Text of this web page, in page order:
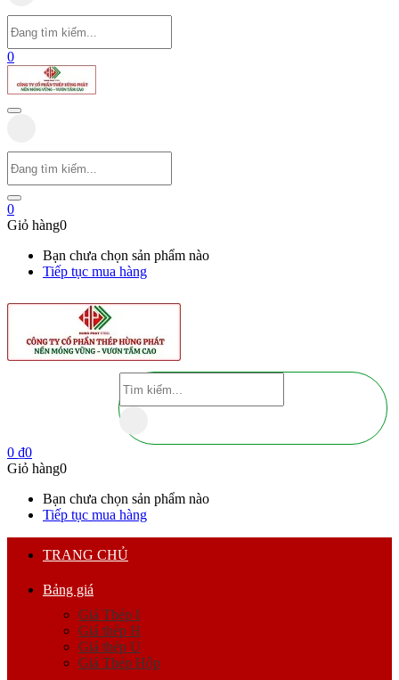
0
0
Giỏ hàng0
Bạn chưa chọn sản phẩm nào
Tiếp tục mua hàng
0 ₫0
Giỏ hàng0
Bạn chưa chọn sản phẩm nào
Tiếp tục mua hàng
TRANG CHỦ
Bảng giá
Giá Thép I
Giá thép H
Giá thép U
Giá Thép Hộp